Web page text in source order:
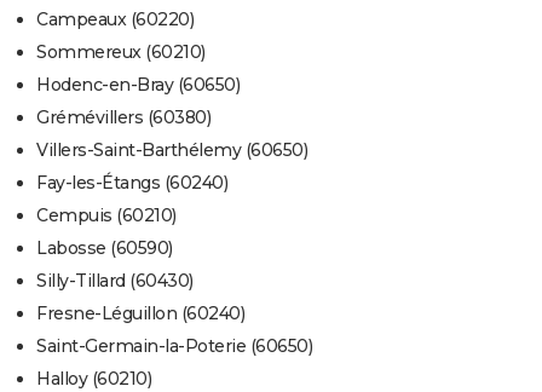
Campeaux (60220)
Sommereux (60210)
Hodenc-en-Bray (60650)
Grémévillers (60380)
Villers-Saint-Barthélemy (60650)
Fay-les-Étangs (60240)
Cempuis (60210)
Labosse (60590)
Silly-Tillard (60430)
Fresne-Léguillon (60240)
Saint-Germain-la-Poterie (60650)
Halloy (60210)